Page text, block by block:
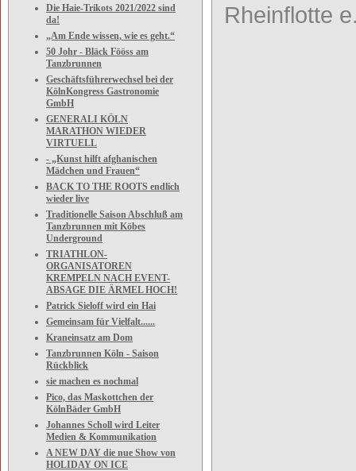
Die Haie-Trikots 2021/2022 sind
da!
„Am Ende wissen, wie es geht.“
50 Johr - Bläck Fööss am
Tanzbrunnen
Geschäftsführerwechsel bei der
KölnKongress Gastronomie
GmbH
GENERALI KÖLN
MARATHON WIEDER
VIRTUELL
- „Kunst hilft afghanischen
Mädchen und Frauen“
BACK TO THE ROOTS endlich
wieder live
Traditionelle Saison Abschluß am
Tanzbrunnen mit Köbes
Underground
TRIATHLON-
ORGANISATOREN
KREMPELN NACH EVENT-
ABSAGE DIE ÄRMEL HOCH!
Patrick Sieloff wird ein Hai
Gemeinsam für Vielfalt......
Kraneinsatz am Dom
Tanzbrunnen Köln - Saison
Rückblick
sie machen es nochmal
Pico, das Maskottchen der
KölnBäder GmbH
Johannes Scholl wird Leiter
Medien & Kommunikation
A NEW DAY die nue Show von
HOLIDAY ON ICE
Rheinflotte